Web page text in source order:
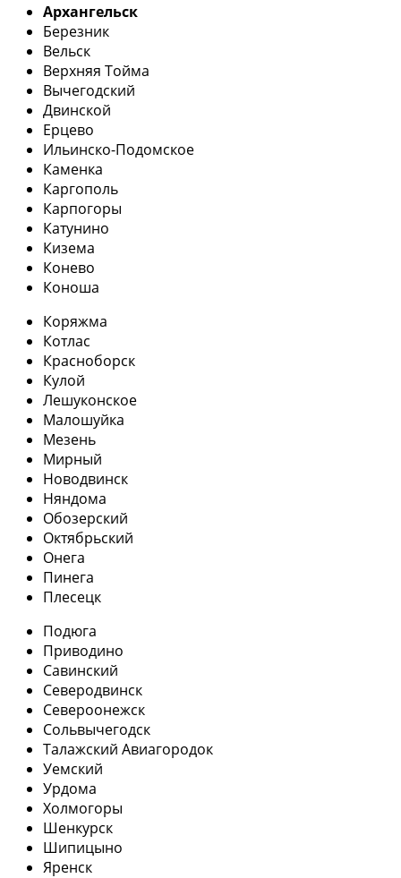
Архангельск
Березник
Вельск
Верхняя Тойма
Вычегодский
Двинской
Ерцево
Ильинско-Подомское
Каменка
Каргополь
Карпогоры
Катунино
Кизема
Конево
Коноша
Коряжма
Котлас
Красноборск
Кулой
Лешуконское
Малошуйка
Мезень
Мирный
Новодвинск
Няндома
Обозерский
Октябрьский
Онега
Пинега
Плесецк
Подюга
Приводино
Савинский
Северодвинск
Североонежск
Сольвычегодск
Талажский Авиагородок
Уемский
Урдома
Холмогоры
Шенкурск
Шипицыно
Яренск